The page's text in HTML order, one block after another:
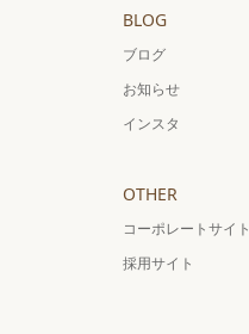
BLOG
ブログ
お知らせ
インスタ
OTHER
コーポレートサイト
採用サイト